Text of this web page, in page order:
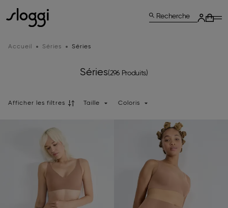
Recherche
Accueil Séries Séries
Séries(296 Produits)
Afficher les filtres Taille Coloris